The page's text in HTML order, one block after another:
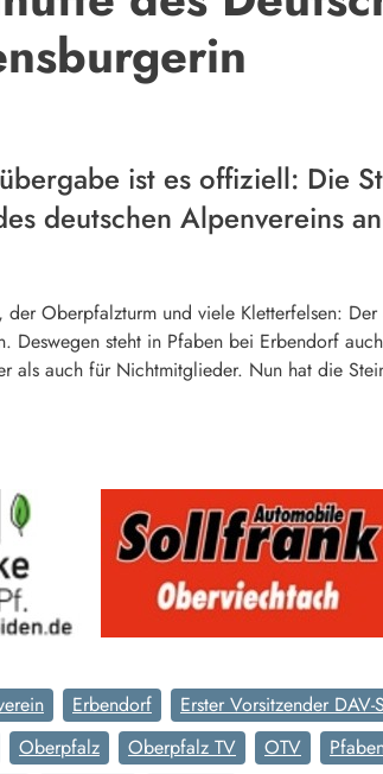
ist es offiziell: Die
deutschen Alpenvereins
Oberpfalzturm und viele Kletterfelsen:
Deswegen steht in Pfaben bei Erbendorf
als auch für Nichtmitglieder. Nun hat die
Erbendorf Erster Vorsitzender
Oberpfalz Oberpfalz TV OTV